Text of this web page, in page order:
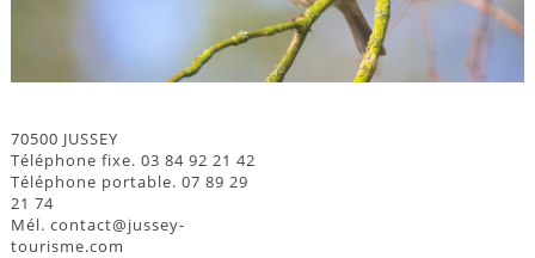
70500 JUSSEY
Téléphone fixe. 03 84 92 21 42
Téléphone portable. 07 89 29
21 74
Mél. contact@jussey-
tourisme.com